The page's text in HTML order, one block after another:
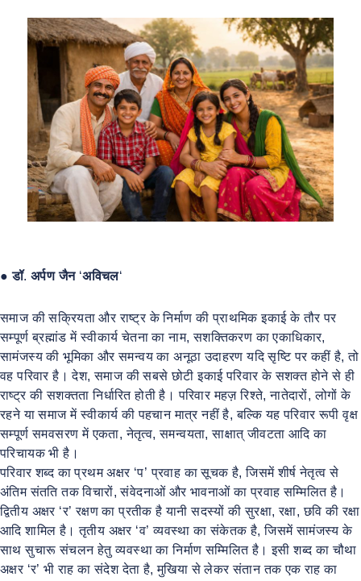
●डॉ.अर्पण जैन‘अविचल‘
समाज की सक्रियता और राष्ट्र के निर्माण की प्राथमिक इकाई के तौर पर
सम्पूर्ण ब्रह्मांड में स्वीकार्य चेतना का नाम, सशक्तिकरण का एकाधिकार,
सामंजस्य की भूमिका और समन्वय का अनूठा उदाहरण यदि सृष्टि पर कहीं है, तो
वह परिवार है। देश, समाज की सबसे छोटी इकाई परिवार के सशक्त होने से ही
राष्ट्र की सशक्तता निर्धारित होती है। परिवार महज़ रिश्ते, नातेदारों, लोगों के
रहने या समाज में स्वीकार्य की पहचान मात्र नहीं है, बल्कि यह परिवार रूपी वृक्ष
सम्पूर्ण समवसरण में एकता, नेतृत्व, समन्वयता, साक्षात् जीवटता आदि का
परिचायक भी है।
परिवार शब्द का प्रथम अक्षर ‘प’ प्रवाह का सूचक है, जिसमें शीर्ष नेतृत्व से
अंतिम संतति तक विचारों, संवेदनाओं और भावनाओं का प्रवाह सम्मिलित है।
द्वितीय अक्षर ‘र’ रक्षण का प्रतीक है यानी सदस्यों की सुरक्षा, रक्षा, छवि की रक्षा
आदि शामिल है। तृतीय अक्षर ‘व’ व्यवस्था का संकेतक है, जिसमें सामंजस्य के
साथ सुचारू संचलन हेतु व्यवस्था का निर्माण सम्मिलित है। इसी शब्द का चौथा
अक्षर ‘र’ भी राह का संदेश देता है, मुखिया से लेकर संतान तक एक राह का